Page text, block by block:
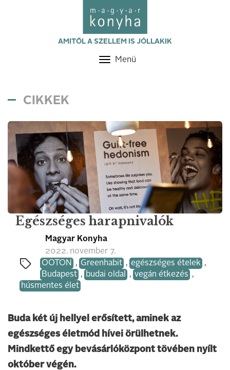
AMITŐL A SZELLEM IS JÓLLAKIK
Toggle
Menü
CIKKEK
Egészséges harapnivalók
Magyar Konyha
2022. november 7.
OOTON
, Greenhabit , egészséges ételek ,
Budapest , budai oldal , vegán étkezés ,
húsmentes élet
Buda két új hellyel erősített, aminek az
egészséges életmód hívei örülhetnek.
Mindkettő egy bevásárlóközpont tövében nyílt
október végén.